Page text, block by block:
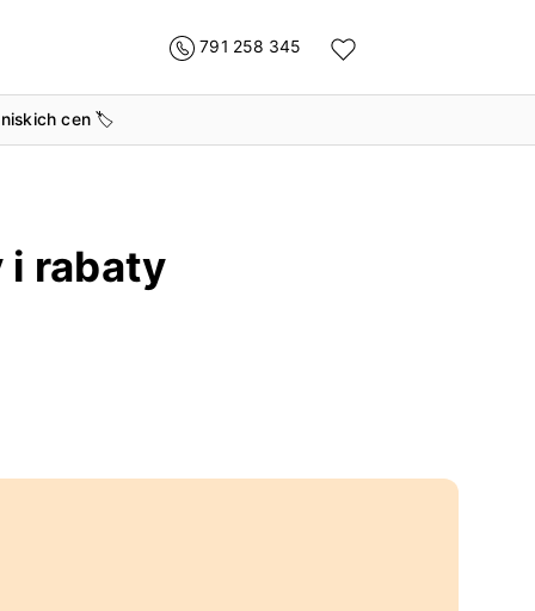
791 258 345
cen 🏷️
i rabaty